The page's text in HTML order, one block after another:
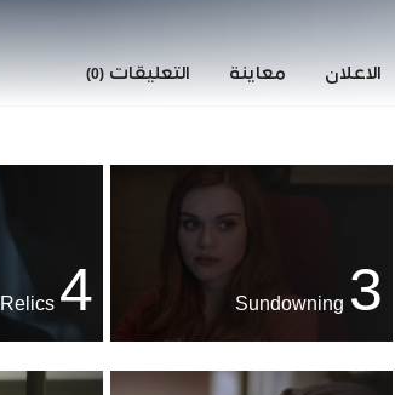
الاعلان معاينة التعليقات (0)
3
4